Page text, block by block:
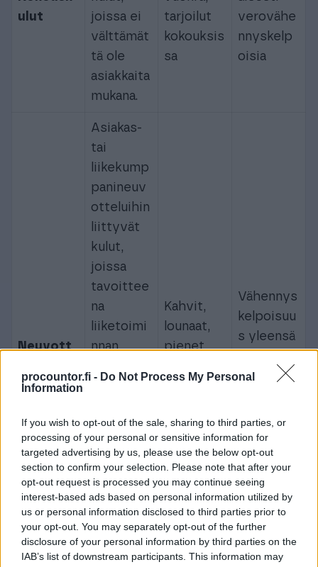
procountor.fi - Do Not Process My Personal
Information
If you wish to opt-out of the sale, sharing to third parties, or
processing of your personal or sensitive information for
targeted advertising by us, please use the below opt-out
section to confirm your selection. Please note that after your
opt-out request is processed you may continue seeing
interest-based ads based on personal information utilized by
us or personal information disclosed to third parties prior to
your opt-out. You may separately opt-out of the further
disclosure of your personal information by third parties on the
IAB’s list of downstream participants. This information may
ulut
joissa ei
välttämät
tä ole
asiakkaita
mukana.
tarjoilut
kokouksis
sa
verovähe
nnyskelp
oisia
Neuvott
Asiakas-
tai
liikekump
panineuv
otteluihin
liittyvät
kulut,
joissa
tavoittee
na
liiketoimi
nnan
yleensä
pienempi
ä ja
vähemmä
n
juhlavam
pia kuin
Kahvit,
lounaat,
pienet
neuvottel
Vähennys
kelpoisuu
s yleensä
mpaa kuin
uissa